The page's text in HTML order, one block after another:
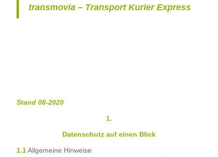
transmovia – Transport Kurier Express
Stand 08-2020
1.
Datenschutz auf einen Blick
1.1Allgemeine Hinweise